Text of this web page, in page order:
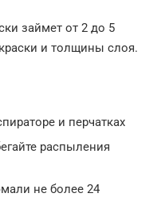
займет от 2 до 5
и толщины слоя.
и перчатках
распыления
не более 24